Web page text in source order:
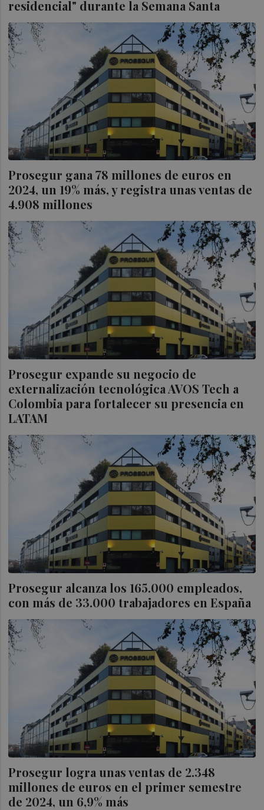
residencial" durante la Semana Santa
Prosegur gana 78 millones de euros en
2024, un 19% más, y registra unas ventas de
4.908 millones
Prosegur expande su negocio de
externalización tecnológica AVOS Tech a
Colombia para fortalecer su presencia en
LATAM
Prosegur alcanza los 165.000 empleados,
con más de 33.000 trabajadores en España
Prosegur logra unas ventas de 2.348
millones de euros en el primer semestre
de 2024, un 6,9% más